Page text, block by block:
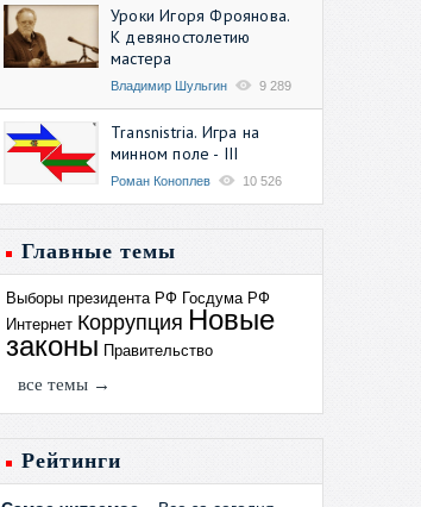
Уроки Игоря Фроянова.
К девяностолетию
мастера
Владимир Шульгин 9 289
Transnistria. Игра на
минном поле - III
Роман Коноплев 10 526
Главные темы
Выборы президента РФ Госдума РФ
Интернет Коррупция Новые
законы Правительство
все темы →
Рейтинги